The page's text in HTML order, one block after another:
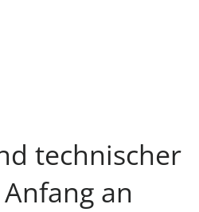
technischer
an